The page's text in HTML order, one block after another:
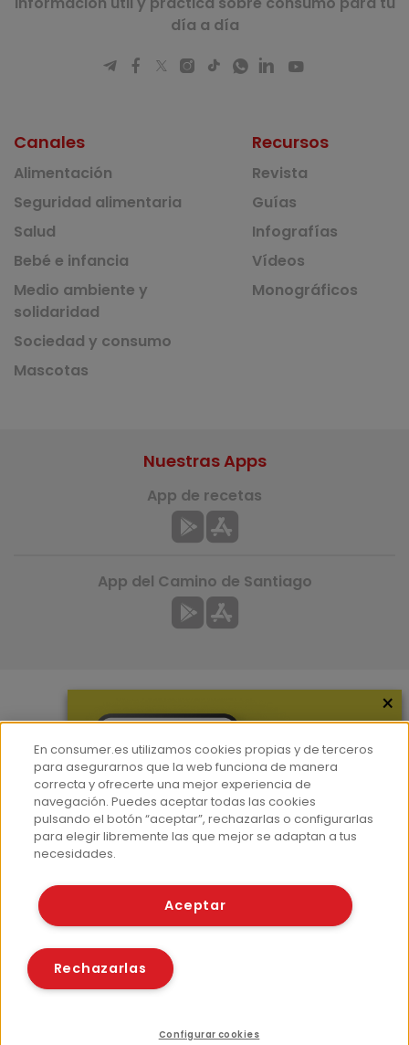
día a día
Canales
Alimentación
Seguridad alimentaria
Salud
Bebé e infancia
Medio ambiente y
solidaridad
Sociedad y consumo
Mascotas
Recursos
Revista
Guías
Infografías
Vídeos
Monográficos
Más información
¿Quiénes somos?
Hemeroteca
Contacto
Prensa
Nuestras Apps
App de recetas
App del Camino de Santiago
© Fundación EROSKI
Políticas de cookies
×
En consumer.es utilizamos cookies propias y de terceros
para asegurarnos que la web funciona de manera
correcta y ofrecerte una mejor experiencia de
navegación. Puedes aceptar todas las cookies
pulsando el botón “aceptar”, rechazarlas o configurarlas
para elegir libremente las que mejor se adaptan a tus
necesidades.
Aceptar
Rechazarlas
Configurar cookies